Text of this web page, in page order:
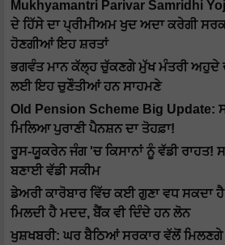
Mukhyamantri Parivar Samridhi
ਦੇ ਹਿੱਸੇ ਦਾ ਪ੍ਰੀਮੀਅਮ ਖੁਦ ਅਦਾ ਕਰੇਗੀ
ਹੋਣਗੀਆਂ ਇਹ ਸ਼ਰਤਾਂ
ਭਗਵੰਤ ਮਾਨ ਕੱਲ੍ਹ ਚੁੱਕਣਗੇ ਮੁੱਖ ਮੰਤਰੀ ਅਹੁਦੇ
ਲਈ ਇਹ ਚੁਣੌਤੀਆਂ ਹਨ ਸਾਹਮਣੇ
Old Pension Scheme Big Update:
ਮਿਲਿਆ ਪੁਰਾਣੀ ਪੈਨਸ਼ਨ ਦਾ ਤੋਹਫ਼ਾ!
ਰੂਸ-ਯੂਕਰੇਨ ਜੰਗ 'ਚ ਕਿਸਾਨਾਂ ਨੂੰ ਵੱਡੀ ਰਾਹਤ!
ਬਣਾਈ ਵੱਡੀ ਸਕੀਮ
ਡੇਅਰੀ ਕਾਰੋਬਾਰ ਵਿੱਚ ਕਈ ਗੁਣਾ ਵਧ ਸਕਦਾ ਹੈ
ਮਿਲਦੀ ਹੈ ਮਦਦ, ਬੈਂਕ ਵੀ ਦਿੰਦੇ ਹਨ ਲੋਨ
ਖੁਸ਼ਖਬਰੀ: ਘਰ ਬੈਠਿਆਂ ਸਰਕਾਰ ਵੱਲੋਂ